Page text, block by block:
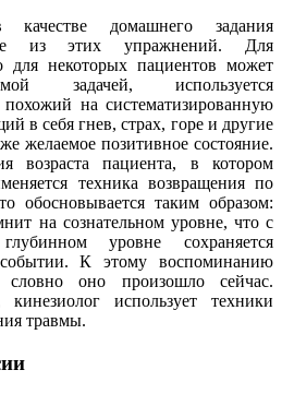
домашнего задания
из этих упражнений. Для
для некоторых пациентов может
задачей, используется
похожий на систематизированную
в себя гнев, страх, горе и другие
желаемое позитивное состояние.
возраста пациента, в котором
техника возвращения по
обосновывается таким образом:
на сознательном уровне, что с
уровне сохраняется
К этому воспоминанию
оно произошло сейчас.
использует техники
травмы.